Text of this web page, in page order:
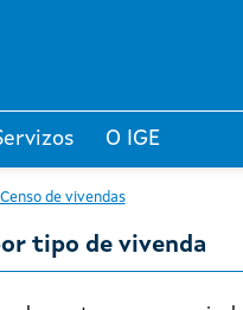
O IGE
Censo de vivendas
tipo de vivenda